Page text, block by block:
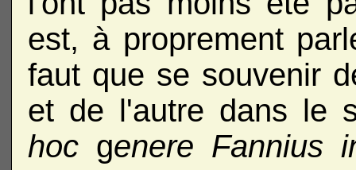
est, à proprement
faut que se souvenir
et de l'autre dans le
hoc genere Fannius